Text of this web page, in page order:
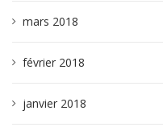
mars 2018
février 2018
janvier 2018